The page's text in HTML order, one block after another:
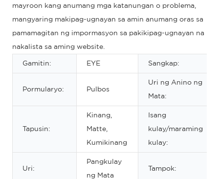
mayroon kang anumang mga katanungan o problema,
mangyaring makipag-ugnayan sa amin anumang oras sa
pamamagitan ng impormasyon sa pakikipag-ugnayan na
nakalista sa aming website.
Gamitin: EYE Sangkap:
Pormularyo: Pulbos
Uri ng Anino ng
Mata:
Tapusin:
Kinang,
Matte,
Kumikinang
Isang
kulay/maraming
kulay:
Uri:
Pangkulay
ng Mata
Tampok: